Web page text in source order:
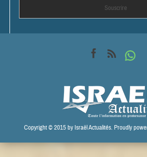
Copyright © 2015 by Israël Actualités. Proudly